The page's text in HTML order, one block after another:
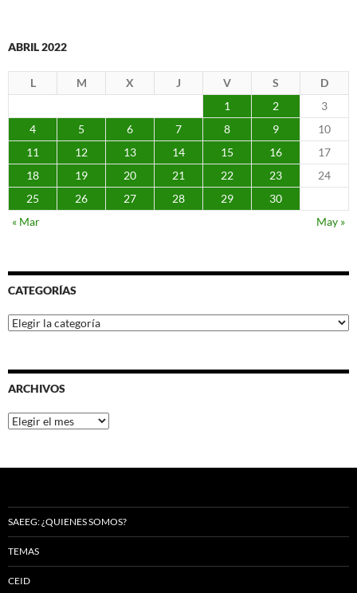
ABRIL 2022
L M X J V S
D
1
2
3
4
5 6 7 8 9
10
11
12 13 14 15 16
17
18
19 20 21 22 23
24
25
26 27 28 29
30
« Mar
May »
CATEGORÍAS
Categorías
ARCHIVOS
Archivos
SAEEG: ¿QUIENES SOMOS?
TEMAS
CEID